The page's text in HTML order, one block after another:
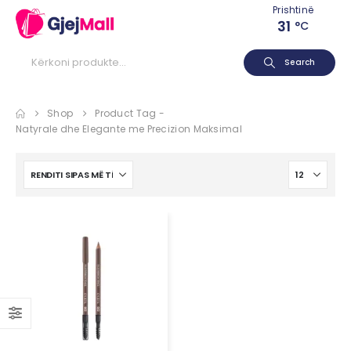
Prishtinë
31 °C
Search
Shop
Product Tag -
Natyrale dhe Elegante me Precizion Maksimal